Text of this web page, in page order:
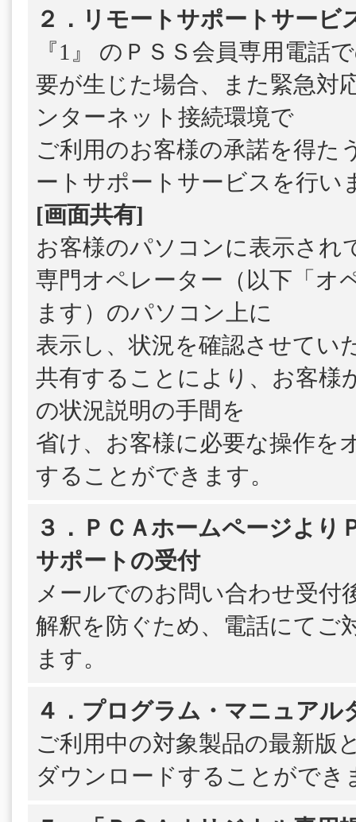
２．リモートサポートサービ
『1』 のＰＳＳ会員専用電話
要が生じた場合、また緊急対
ンターネット接続環境で
ご利用のお客様の承諾を得た
ートサポートサービスを行い
[画面共有]
お客様のパソコンに表示され
専門オペレーター（以下「オ
ます）のパソコン上に
表示し、状況を確認させてい
共有することにより、お客様
の状況説明の手間を
省け、お客様に必要な操作を
することができます。
３．ＰＣＡホームページより
サポートの受付
メールでのお問い合わせ受付
解釈を防ぐため、電話にてご
ます。
４．プログラム・マニュアル
ご利用中の対象製品の最新版
ダウンロードすることができ